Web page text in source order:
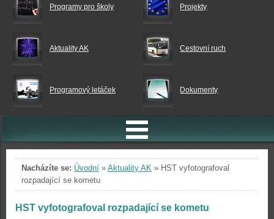
Programy pro školy Projekty
Aktuality AK Cestovní ruch
Programový letáček Dokumenty
Nacházíte se: Úvodní » Aktuality AK » HST vyfotografoval
rozpadající se kometu
HST vyfotografoval rozpadající se kometu